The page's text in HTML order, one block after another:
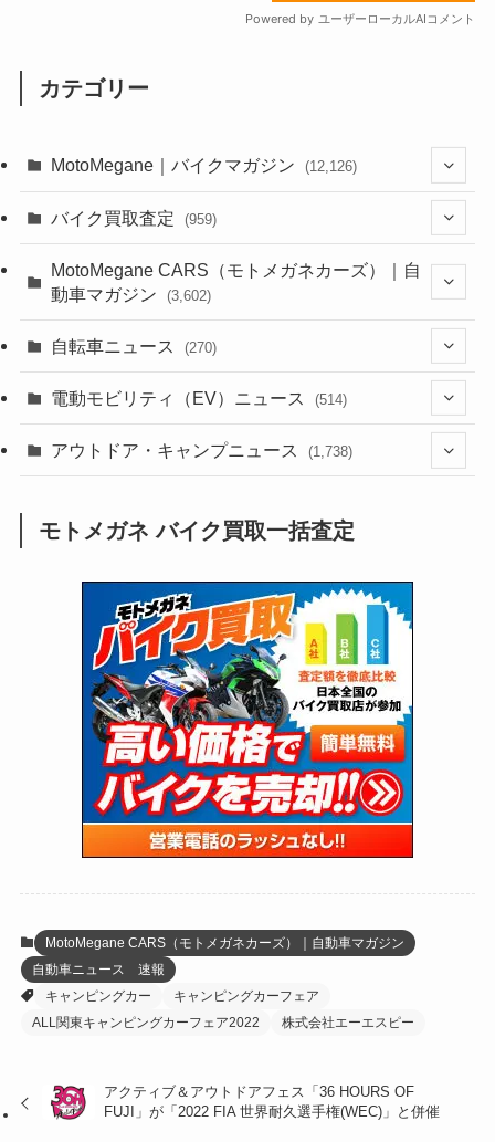
カテゴリー
MotoMegane｜バイクマガジン (12,126)
(44)
(637)
(118)
(60)
(31)
(51)
(34)
(5)
(12)
(63)
(109)
(252)
(38)
(24)
(16)
(25)
(24)
(47)
(15)
(5)
(249)
(64)
(16)
(62)
(4)
(6)
(17)
(5)
(32)
(306)
(6,954)
(2,473)
(249)
(1,226)
(12)
(131)
(38)
(131)
(167)
(85)
(21)
(61)
(171)
(98)
(13)
(60)
(274)
(171)
(38)
(47)
(59)
(36)
(1)
(66)
(16)
(141)
(254)
(204)
(1,139)
(166)
(23)
(33)
(34)
(35)
(41)
(415)
(16)
バイク買取査定 (959)
(352)
MotoMegane CARS（モトメガネカーズ）｜自
動車マガジン
(3,602)
(185)
(137)
(72)
(2,743)
(126)
(170)
自転車ニュース (270)
(54)
(211)
電動モビリティ（EV）ニュース (514)
(132)
(171)
(118)
(27)
アウトドア・キャンプニュース (1,738)
(1,605)
(147)
(13)
(19)
(12)
(16)
(20)
(8)
(1)
モトメガネ バイク買取一括査定
MotoMegane CARS（モトメガネカーズ）｜自動車マガジン
自動車ニュース 速報
キャンピングカー
キャンピングカーフェア
ALL関東キャンピングカーフェア2022
株式会社エーエスピー
アクティブ＆アウトドアフェス「36 HOURS OF
FUJI」が「2022 FIA 世界耐久選手権(WEC)」と併催